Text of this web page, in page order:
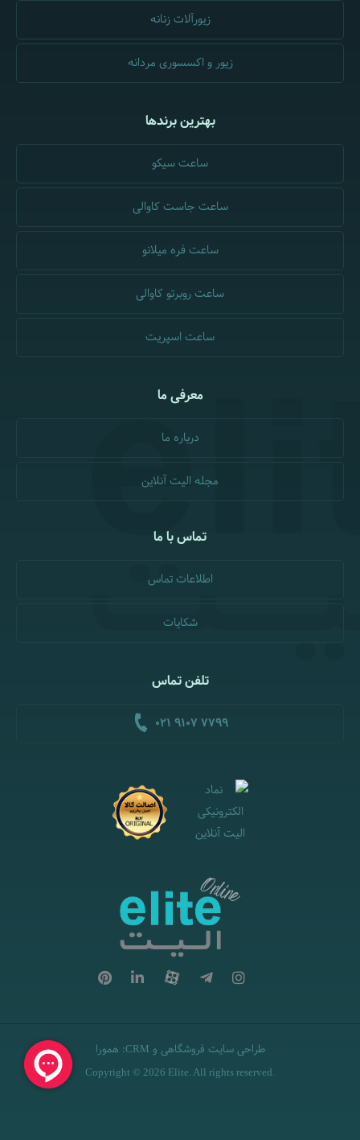
زیورآلات زنانه
زیور و اکسسوری مردانه
بهترین برندها
ساعت سیکو
ساعت جاست کاوالی
ساعت فره میلانو
ساعت روبرتو کاوالی
ساعت اسپریت
معرفی ما
درباره ما
مجله الیت آنلاین
تماس با ما
اطلاعات تماس
شکایات
تلفن تماس
021 9107 7799
طراحی سایت فروشگاهی و CRM
: همورا
Copyright © 2026 Elite. All rights reserved.